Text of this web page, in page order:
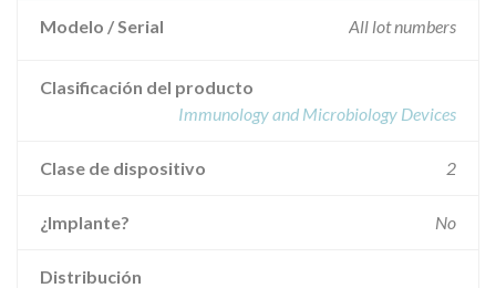
Modelo / Serial All lot numbers
Clasificación del producto
Immunology and Microbiology Devices
Clase de dispositivo 2
¿Implante? No
Distribución